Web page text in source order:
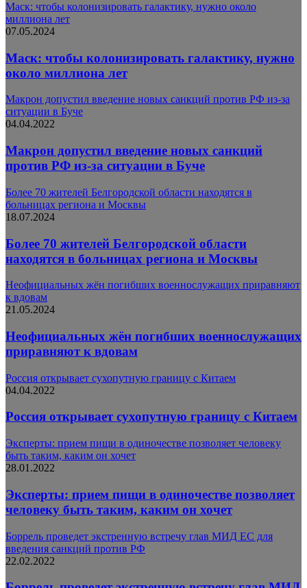
Маск: чтобы колонизировать галактику, нужно около
миллиона лет
07.05.2024
Маск: чтобы колонизировать галактику, нужно
около миллиона лет
Макрон допустил введение новых санкций против РФ из-за
ситуации в Буче
04.04.2022
Макрон допустил введение новых санкций
против РФ из-за ситуации в Буче
Более 70 жителей Белгородской области находятся в
больницах региона и Москвы
18.07.2024
Более 70 жителей Белгородской области
находятся в больницах региона и Москвы
Неофициальных жён погибших военнослужащих приравняют
к вдовам
21.05.2024
Неофициальных жён погибших военнослужащих
приравняют к вдовам
Россия открывает сухопутную границу с Китаем
04.04.2022
Россия открывает сухопутную границу с Китаем
Эксперты: прием пищи в одиночестве позволяет человеку
быть таким, каким он хочет
28.01.2022
Эксперты: прием пищи в одиночестве позволяет
человеку быть таким, каким он хочет
Боррель проведет экстренную встречу глав МИД ЕС для
введения санкций против РФ
22.02.2022